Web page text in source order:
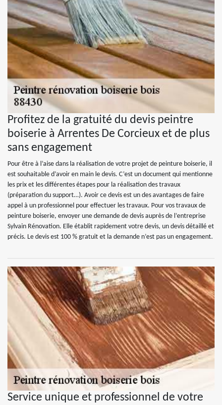
Profitez de la gratuité du devis peintre
boiserie à Arrentes De Corcieux et de plus
sans engagement
Pour être à l’aise dans la réalisation de votre projet de peinture boiserie, il
est souhaitable d’avoir en main le devis. C’est un document qui mentionne
les prix et les différentes étapes pour la réalisation des travaux
(préparation du support…). Avoir ce devis est un des avantages de faire
appel à un professionnel pour effectuer les travaux. Pour vos travaux de
peinture boiserie, envoyer une demande de devis auprès de l’entreprise
Sylvain Rénovation. Elle établit rapidement votre devis, un devis détaillé et
précis. Le devis est 100 % gratuit et la demande n’est pas un engagement.
Service unique et professionnel de votre